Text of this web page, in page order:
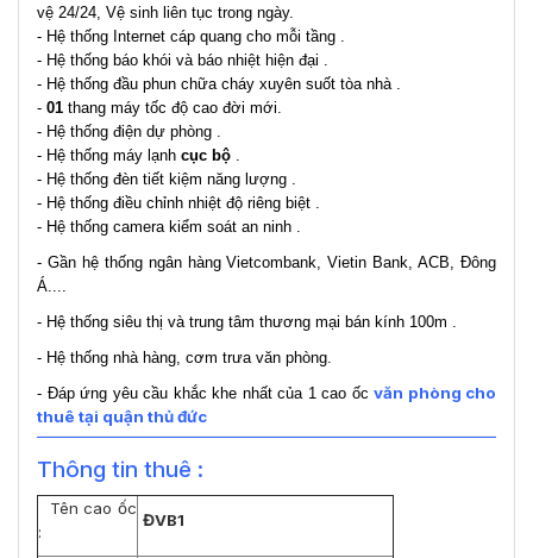
vệ 24/24, Vệ sinh liên tục trong ngày.
- Hệ thống Internet cáp quang cho mỗi tầng .
- Hệ thống báo khói và báo nhiệt hiện đại .
- Hệ thống đầu phun chữa cháy xuyên suốt tòa nhà .
- 01 thang máy tốc độ cao đời mới.
- Hệ thống điện dự phòng .
- Hệ thống máy lạnh cục bộ .
- Hệ thống đèn tiết kiệm năng lượng .
- Hệ thống điều chỉnh nhiệt độ riêng biệt .
- Hệ thống camera kiểm soát an ninh .
- Gần hệ thống ngân hàng Vietcombank, Vietin Bank, ACB, Đông
Á....
- Hệ thống siêu thị và trung tâm thương mại bán kính 100m .
- Hệ thống nhà hàng, cơm trưa văn phòng.
- Đáp ứng yêu cầu khắc khe nhất của 1 cao ốc văn phòng cho
thuê tại quận thủ đức
Thông tin thuê :
Tên cao ốc
:
ĐVB1